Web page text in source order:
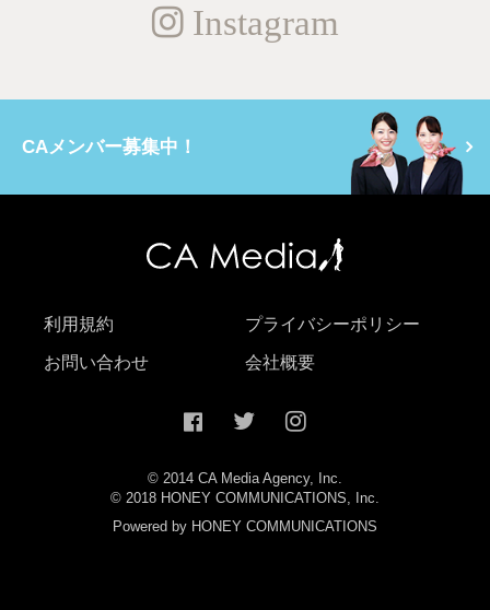
Instagram
CAメンバー募集中！
利用規約 プライバシーポリシー
お問い合わせ 会社概要
© 2014 CA Media Agency, Inc.
© 2018 HONEY COMMUNICATIONS, Inc.
Powered by HONEY COMMUNICATIONS